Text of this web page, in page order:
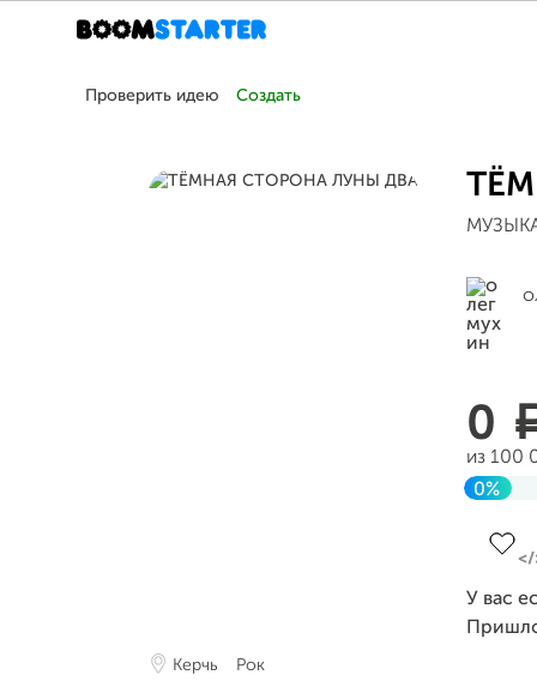
Проверить идею Создать
Керчь Рок
0
из 100
0%
У вас